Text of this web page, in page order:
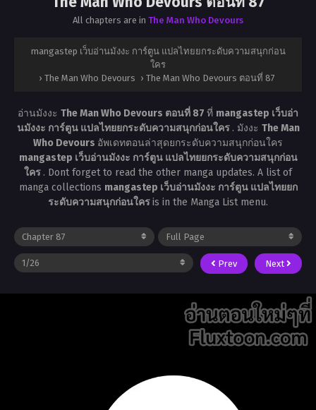
All chapters are in The Man Who Devours
mangastep เว็บอ่านมังงะ การ์ตูน แปลไทยยกระดับความสนุกก่อน
ใคร
› The Man Who Devours › The Man Who Devours ตอนที่ 87
อ่านมังงะ The Man Who Devours ตอนที่ 87 ที่ mangastep เว็บอ่า
นมังงะ การ์ตูน แปลไทยยกระดับความสนุกก่อนใคร . มังงะ The Man
Who Devours อัพเดทตอนล่าสุดยกระดับความสนุกก่อนใคร
mangastep เว็บอ่านมังงะ การ์ตูน แปลไทยยกระดับความสนุกก่อน
ใคร . Dont forget to read the other manga updates. A list of
manga collections mangastep เว็บอ่านมังงะ การ์ตูน แปลไทยยก
ระดับความสนุกก่อนใครis in the Manga List menu.
Prev Next